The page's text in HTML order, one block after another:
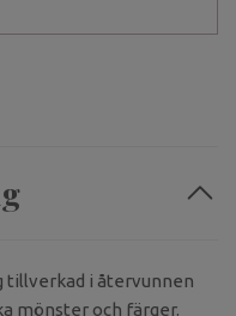
tillverkad i återvunnen
mönster och färger.